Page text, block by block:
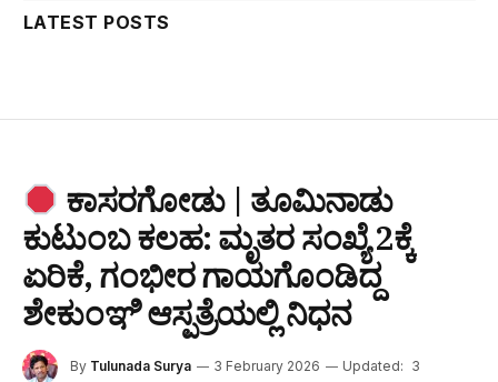
LATEST POSTS
ಕಾಸರಗೋಡು | ತೂಮಿನಾಡು
ಕುಟುಂಬ ಕಲಹ: ಮೃತರ ಸಂಖ್ಯೆ 2ಕ್ಕೆ
ಏರಿಕೆ, ಗಂಭೀರ ಗಾಯಗೊಂಡಿದ್ದ
ಶೇಕುಂಞಿ ಆಸ್ಪತ್ರೆಯಲ್ಲಿ ನಿಧನ
By Tulunada Surya 3 February 2026 Updated: 3